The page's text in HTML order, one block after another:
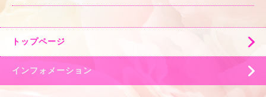
トップページ
インフォメーション